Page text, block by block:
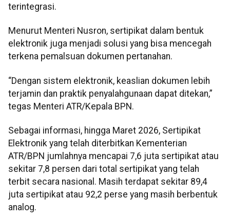
terintegrasi.
Menurut Menteri Nusron, sertipikat dalam bentuk
elektronik juga menjadi solusi yang bisa mencegah
terkena pemalsuan dokumen pertanahan.
“Dengan sistem elektronik, keaslian dokumen lebih
terjamin dan praktik penyalahgunaan dapat ditekan,”
tegas Menteri ATR/Kepala BPN.
Sebagai informasi, hingga Maret 2026, Sertipikat
Elektronik yang telah diterbitkan Kementerian
ATR/BPN jumlahnya mencapai 7,6 juta sertipikat atau
sekitar 7,8 persen dari total sertipikat yang telah
terbit secara nasional. Masih terdapat sekitar 89,4
juta sertipikat atau 92,2 perse yang masih berbentuk
analog.